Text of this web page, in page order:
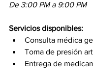
De 3:00 PM a 9:00 PM
Servicios disponibles:
Consulta médica
Toma de presión
Entrega de